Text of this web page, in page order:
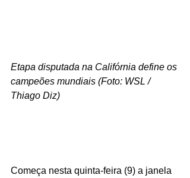
Etapa disputada na Califórnia define os
campeões mundiais (Foto: WSL /
Thiago Diz)
Começa nesta quinta-feira (9) a janela